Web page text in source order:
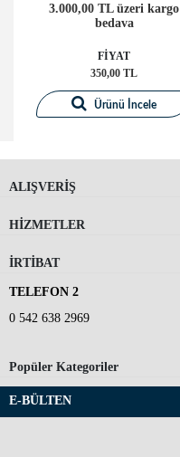
3.000,00 TL üzeri kargo
bedava
FİYAT
350,00 TL
Ürünü İncele
ALIŞVERİŞ
HİZMETLER
İRTİBAT
TELEFON 2
0 542 638 2969
Popüler Kategoriler
E-BÜLTEN